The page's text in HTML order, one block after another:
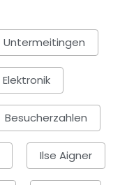
Untermeitingen
Elektronik
Besucherzahlen
Ilse Aigner